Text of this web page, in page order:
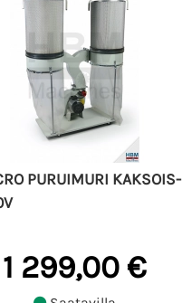
PURUIMURI KAKSOIS-
1 299,00 €